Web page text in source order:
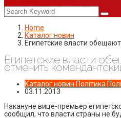
Home
Каталог новин
Египетские власти обещают…
Египетские власти
отменить
Каталог новин Політика
03.11.2013
Накануне вице-премьер
сообщил, что власти страны не